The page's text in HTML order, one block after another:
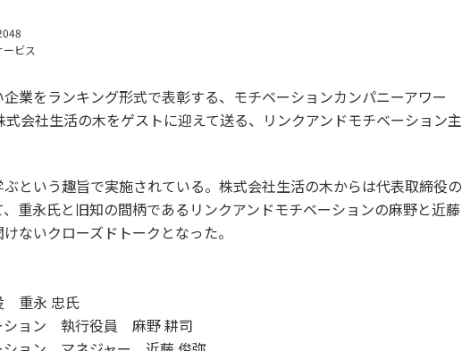
ービス
業をランキング形式で表彰する、モチベーションカンパニーアワー
会社生活の木をゲストに迎えて送る、リンクアンドモチベーション主
という趣旨で実施されている。株式会社生活の木からは代表取締役の
重永氏と旧知の間柄であるリンクアンドモチベーションの麻野と近藤
ないクローズドトークとなった。
重永 忠氏
ション 執行役員 麻野 耕司